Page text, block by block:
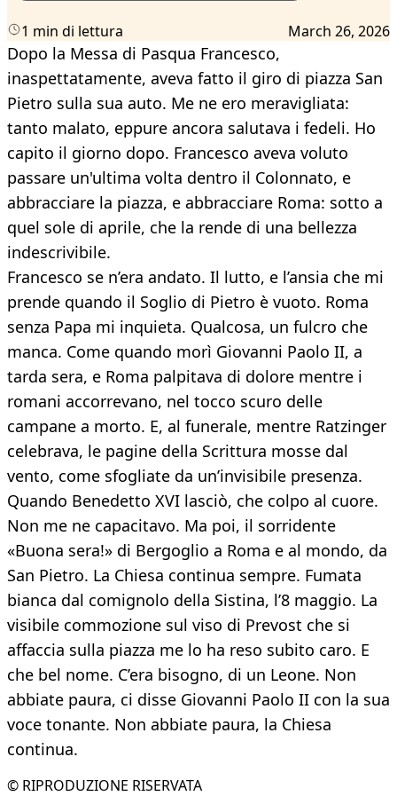
1 min di lettura March 26, 2026
Dopo la Messa di Pasqua Francesco,
inaspettatamente, aveva fatto il giro di piazza San
Pietro sulla sua auto. Me ne ero meravigliata:
tanto malato, eppure ancora salutava i fedeli. Ho
capito il giorno dopo. Francesco aveva voluto
passare un'ultima volta dentro il Colonnato, e
abbracciare la piazza, e abbracciare Roma: sotto a
quel sole di aprile, che la rende di una bellezza
indescrivibile.
Francesco se n’era andato. Il lutto, e l’ansia che mi
prende quando il Soglio di Pietro è vuoto. Roma
senza Papa mi inquieta. Qualcosa, un fulcro che
manca. Come quando morì Giovanni Paolo II, a
tarda sera, e Roma palpitava di dolore mentre i
romani accorrevano, nel tocco scuro delle
campane a morto. E, al funerale, mentre Ratzinger
celebrava, le pagine della Scrittura mosse dal
vento, come sfogliate da un’invisibile presenza.
Quando Benedetto XVI lasciò, che colpo al cuore.
Non me ne capacitavo. Ma poi, il sorridente
«Buona sera!» di Bergoglio a Roma e al mondo, da
San Pietro. La Chiesa continua sempre. Fumata
bianca dal comignolo della Sistina, l’8 maggio. La
visibile commozione sul viso di Prevost che si
affaccia sulla piazza me lo ha reso subito caro. E
che bel nome. C’era bisogno, di un Leone. Non
abbiate paura, ci disse Giovanni Paolo II con la sua
voce tonante. Non abbiate paura, la Chiesa
continua.
© RIPRODUZIONE RISERVATA